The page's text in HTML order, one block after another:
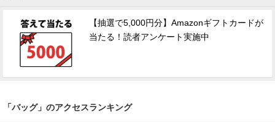
【抽選で5,000円分】Amazonギフトカードが
当たる！読者アンケート実施中
「バッグ」のアクセスランキング